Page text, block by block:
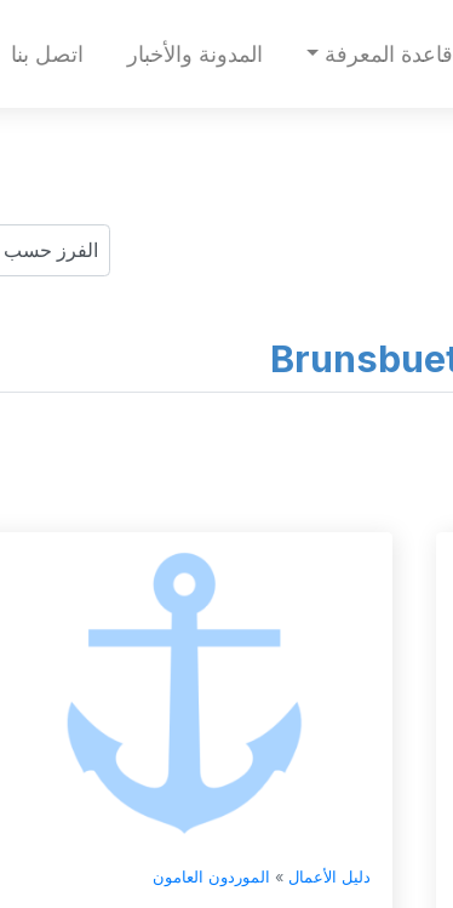
قاعدة المعرفة المدونة والأخبار اتصل بنا
دليل الأعمال » الموردون العامون